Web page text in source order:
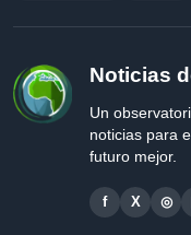
Noticias
Un
noticias para
futuro mejor.
f X ◎